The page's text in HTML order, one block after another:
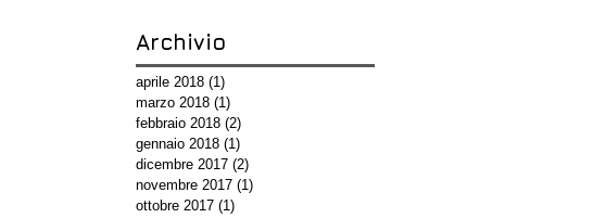
Archivio
aprile 2018 (1)
marzo 2018 (1)
febbraio 2018 (2)
gennaio 2018 (1)
dicembre 2017 (2)
novembre 2017 (1)
ottobre 2017 (1)